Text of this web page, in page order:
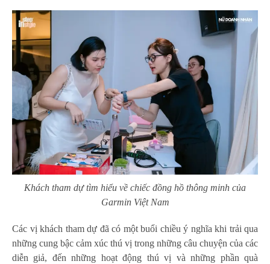
Khách tham dự tìm hiểu về chiếc đồng hồ thông minh của
Garmin Việt Nam
Các vị khách tham dự đã có một buổi chiều ý nghĩa khi trải qua
những cung bậc cảm xúc thú vị trong những câu chuyện của các
diễn giả, đến những hoạt động thú vị và những phần quà